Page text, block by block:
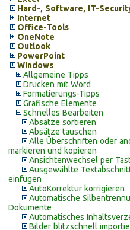
Hard-, Software, IT-
Internet
Office-Tools
OneNote
Outlook
PowerPoint
Windows
Allgemeine Tipps
Drucken mit Word
Formatierungs-Tipps
Grafische Elemente
Schnelles Bearbeiten
Absätze sortieren
Absätze tauschen
Alle Überschriften oder
markieren und kopieren
Ansichtenwechsel per
Ausgewählte
einfügen
AutoKorrektur korrigieren
Automatische
Dokumente
Automatisches
Bilder blitzschnell